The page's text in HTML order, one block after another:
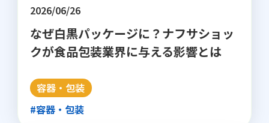
2026/06/26
なぜ白黒パッケージに？ナフサショッ
クが食品包装業界に与える影響とは
容器・包装
#容器・包装